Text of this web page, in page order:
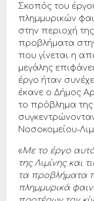
Σκοπός του
πλημμυρικών
στην περιοχή
προβλήματα
που γίνεται η
μεγάλης
έργο ήταν
έκανε ο Δήμος
το πρόβλημα
Νοσοκομείου-
«Με το έργο
της Λιμίνης και
τα προβλήματα
πλημμυρικά